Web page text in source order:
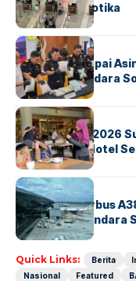
Sindikat Narkotika
BANDARA BERITA
Kopilot Maskapai
Ekstasi di Bandara
BERITAINDEX
GM For A Day 2026
Operasional Hotel
BANDARA BERITA
8 Agustus, Airbus
Perdana di Bandara
Quick Links: Berita
Nasional
Featured